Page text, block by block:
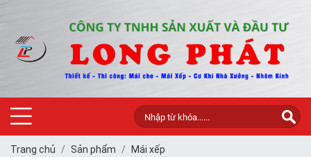
Trang chủ Sản phẩm
Mái xếp